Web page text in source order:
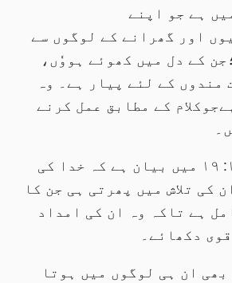
ہے جو اپنے
اور گھرانے کے لوگوں سے
کے دل میں کھوئے ہووٗں،
مندوں کے لئے پیار ہے۔ وہ
کے مطابق عمل کرنے
دوسرا توایخ ۱۶: ۱۹ میں بیان ہے کہ خدا کی
کی تلاش میں پھرتی ہی جن کا
ہے تاکہ وہ ان کی امداد
دکھائے۔
ان ہی لوگوں میں ہوتا